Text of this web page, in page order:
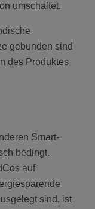
umschaltet.
gebunden sind
des Produktes
Smart-
bedingt.
auf
sind, ist